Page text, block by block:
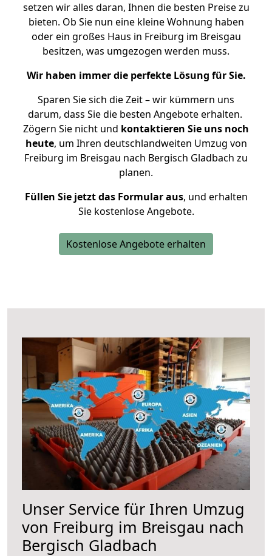
setzen wir alles daran, Ihnen die besten Preise zu
bieten. Ob Sie nun eine kleine Wohnung haben
oder ein großes Haus in Freiburg im Breisgau
besitzen, was umgezogen werden muss.
Wir haben immer die perfekte Lösung für Sie.
Sparen Sie sich die Zeit – wir kümmern uns
darum, dass Sie die besten Angebote erhalten.
Zögern Sie nicht und kontaktieren Sie uns noch
heute, um Ihren deutschlandweiten Umzug von
Freiburg im Breisgau nach Bergisch Gladbach zu
planen.
Füllen Sie jetzt das Formular aus, und erhalten
Sie kostenlose Angebote.
Kostenlose Angebote erhalten
Unser Service für Ihren Umzug
von Freiburg im Breisgau nach
Bergisch Gladbach